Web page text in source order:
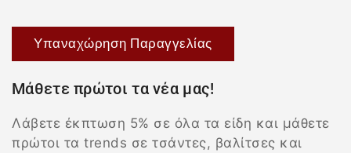
Υπαναχώρηση Παραγγελίας
Μάθετε πρώτοι τα νέα μας!
Λάβετε έκπτωση 5% σε όλα τα είδη και μάθετε
πρώτοι τα trends σε τσάντες, βαλίτσες και